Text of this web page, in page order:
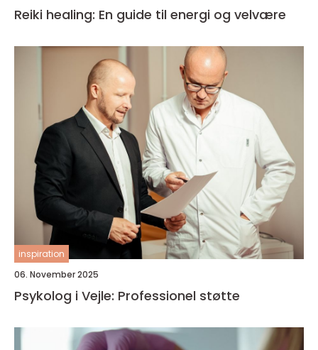
Reiki healing: En guide til energi og velvære
inspiration
06. November 2025
Psykolog i Vejle: Professionel støtte